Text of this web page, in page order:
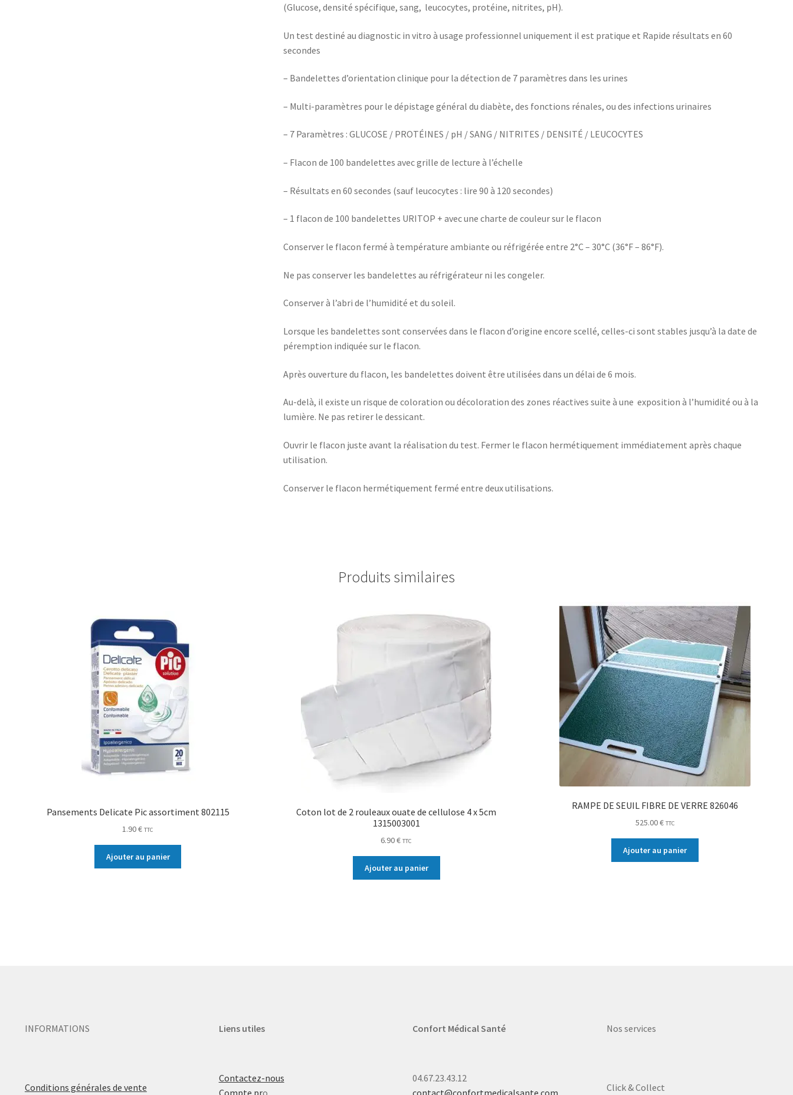
(Glucose, densité spécifique, sang, leucocytes, protéine, nitrites, pH).
Un test destiné au diagnostic in vitro à usage professionnel uniquement il est pratique et Rapide résultats en 60
secondes
– Bandelettes d’orientation clinique pour la détection de 7 paramètres dans les urines
– Multi-paramètres pour le dépistage général du diabète, des fonctions rénales, ou des infections urinaires
– 7 Paramètres : GLUCOSE / PROTÉINES / pH / SANG / NITRITES / DENSITÉ / LEUCOCYTES
– Flacon de 100 bandelettes avec grille de lecture à l’échelle
– Résultats en 60 secondes (sauf leucocytes : lire 90 à 120 secondes)
– 1 flacon de 100 bandelettes URITOP + avec une charte de couleur sur le flacon
Conserver le flacon fermé à température ambiante ou réfrigérée entre 2°C – 30°C (36°F – 86°F).
Ne pas conserver les bandelettes au réfrigérateur ni les congeler.
Conserver à l’abri de l’humidité et du soleil.
Lorsque les bandelettes sont conservées dans le flacon d’origine encore scellé, celles-ci sont stables jusqu’à la date de
péremption indiquée sur le flacon.
Après ouverture du flacon, les bandelettes doivent être utilisées dans un délai de 6 mois.
Au-delà, il existe un risque de coloration ou décoloration des zones réactives suite à une exposition à l’humidité ou à la
lumière. Ne pas retirer le dessicant.
Ouvrir le flacon juste avant la réalisation du test. Fermer le flacon hermétiquement immédiatement après chaque
utilisation.
Conserver le flacon hermétiquement fermé entre deux utilisations.
Produits similaires
Pansements Delicate Pic assortiment 802115
1.90€ TTC
Ajouter au panier
Coton lot de 2 rouleaux ouate de cellulose 4 x 5cm
1315003001
6.90€ TTC
Ajouter au panier
RAMPE DE SEUIL FIBRE DE VERRE 826046
525.00€ TTC
Ajouter au panier
INFORMATIONS
Conditions générales de vente
Liens utiles
Contactez-nous
Confort Médical Santé
04.67.23.43.12
Nos services
Click & Collect